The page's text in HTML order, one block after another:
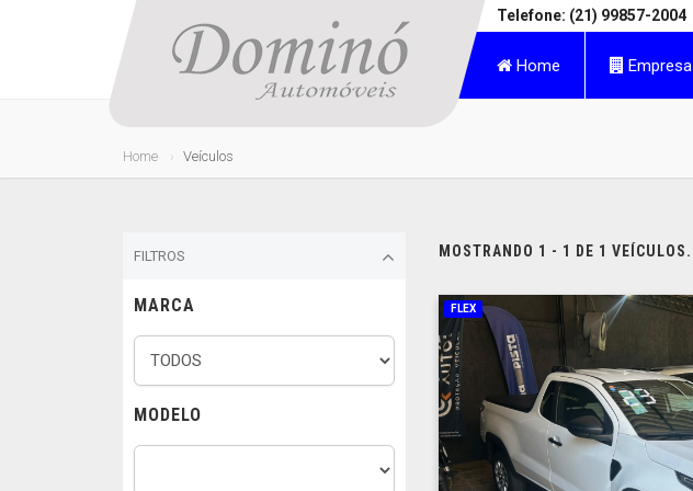
Telefone: (21) 99857-2004
Home Empresa
Home Veículos
FILTROS
MARCA
MODELO
MOSTRANDO 1 - 1 DE 1 VEÍCULOS.
FLEX